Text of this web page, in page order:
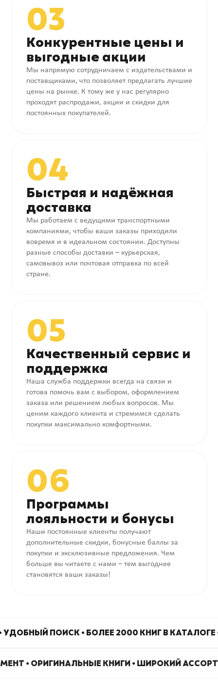
03
Конкурентные цены и
выгодные акции
Мы напрямую сотрудничаем с издательствами и
поставщиками, что позволяет предлагать лучшие
цены на рынке. К тому же у нас регулярно
проходят распродажи, акции и скидки для
постоянных покупателей.
04
Быстрая и надёжная
доставка
Мы работаем с ведущими транспортными
компаниями, чтобы ваши заказы приходили
вовремя и в идеальном состоянии. Доступны
разные способы доставки – курьерская,
самовывоз или почтовая отправка по всей
стране.
05
Качественный сервис и
поддержка
Наша служба поддержки всегда на связи и
готова помочь вам с выбором, оформлением
заказа или решением любых вопросов. Мы
ценим каждого клиента и стремимся сделать
покупки максимально комфортными.
06
Программы
лояльности и бонусы
Наши постоянные клиенты получают
дополнительные скидки, бонусные баллы за
покупки и эксклюзивные предложения. Чем
больше вы читаете с нами – тем выгоднее
становятся ваши заказы!
УДОБНЫЙ ПОИСК • БОЛЕЕ 2000 КНИГ В
• ОРИГИНАЛЬНЫЕ КНИГИ • ШИРОКИЙ